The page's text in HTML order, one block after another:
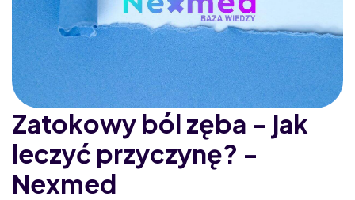
Zatokowy ból zęba – jak
leczyć przyczynę? -
Nexmed